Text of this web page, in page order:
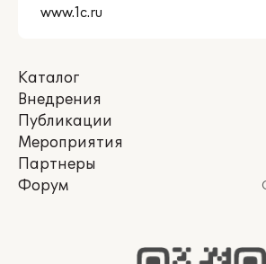
Каталог
Внедрения
Публикации
Мероприятия
Партнеры
Форум